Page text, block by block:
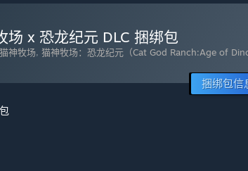
场 x 恐龙纪元 DLC 捆绑包
猫神牧场, 猫神牧场：恐龙纪元（Cat God Ranch:​​Age of
捆绑包信